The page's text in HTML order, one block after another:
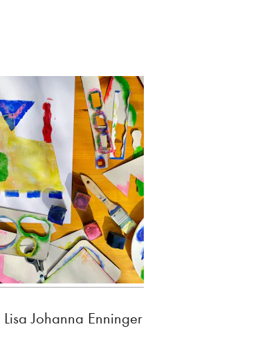
Johanna Enninger